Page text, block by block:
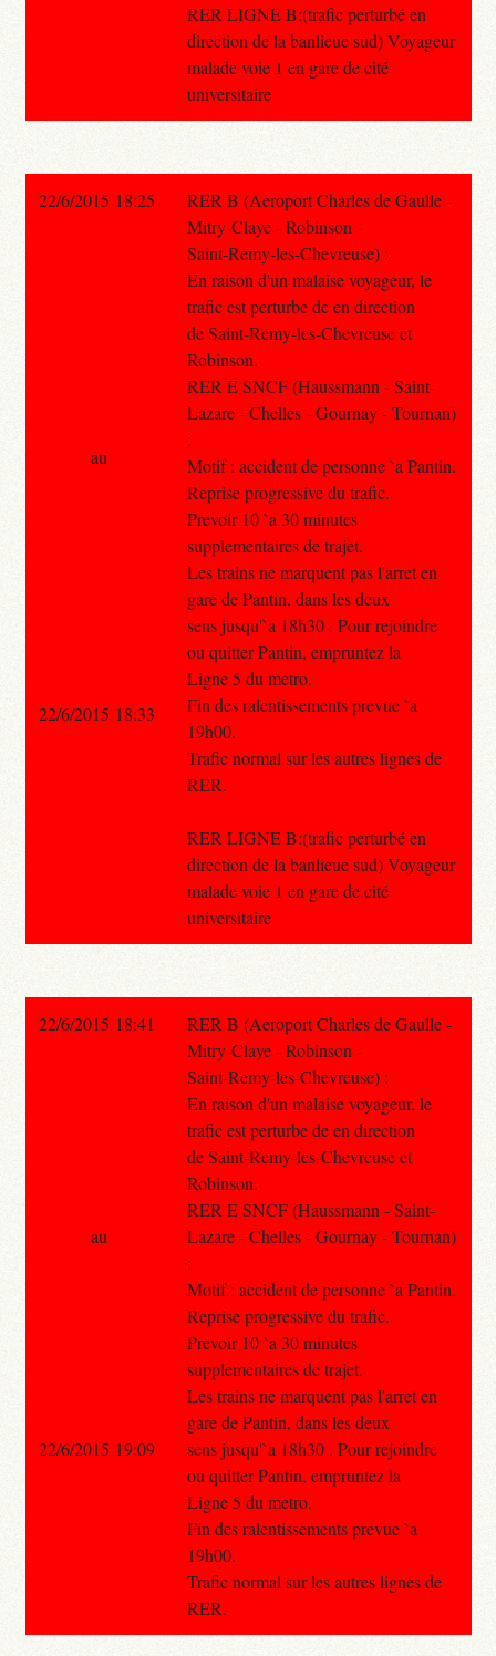
RER LIGNE B:(trafic perturbé en
direction de la banlieue sud) Voyageur
malade voie 1 en gare de cité
universitaire
22/6/2015 18:25
RER B (Aeroport Charles de Gaulle -
Mitry-Claye - Robinson -
Saint-Remy-les-Chevreuse) :
En raison d'un malaise voyageur, le
trafic est perturbe de en direction
de Saint-Remy-les-Chevreuse et
Robinson.
RER E SNCF (Haussmann - Saint-
Lazare - Chelles - Gournay - Tournan)
:
Motif : accident de personne `a Pantin.
Reprise progressive du trafic.
Prevoir 10 `a 30 minutes
supplementaires de trajet.
Les trains ne marquent pas l'arret en
gare de Pantin, dans les deux
sens jusqu'`a 18h30 . Pour rejoindre
ou quitter Pantin, empruntez la
Ligne 5 du metro.
Fin des ralentissements prevue `a
19h00.
Trafic normal sur les autres lignes de
RER.
RER LIGNE B:(trafic perturbé en
direction de la banlieue sud) Voyageur
malade voie 1 en gare de cité
universitaire
au
22/6/2015 18:33
22/6/2015 18:41
RER B (Aeroport Charles de Gaulle -
Mitry-Claye - Robinson -
Saint-Remy-les-Chevreuse) :
En raison d'un malaise voyageur, le
trafic est perturbe de en direction
de Saint-Remy-les-Chevreuse et
Robinson.
RER E SNCF (Haussmann - Saint-
Lazare - Chelles - Gournay - Tournan)
:
Motif : accident de personne `a Pantin.
Reprise progressive du trafic.
Prevoir 10 `a 30 minutes
supplementaires de trajet.
Les trains ne marquent pas l'arret en
gare de Pantin, dans les deux
sens jusqu'`a 18h30 . Pour rejoindre
ou quitter Pantin, empruntez la
Ligne 5 du metro.
Fin des ralentissements prevue `a
19h00.
Trafic normal sur les autres lignes de
RER.
au
22/6/2015 19:09